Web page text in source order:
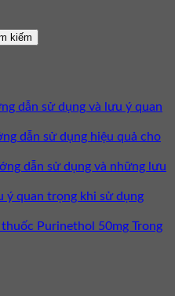
kiếm
dẫn sử dụng và lưu ý quan
dẫn sử dụng hiệu quả cho
dẫn sử dụng và những lưu
ý quan trọng khi sử dụng
Purinethol 50mg Trong